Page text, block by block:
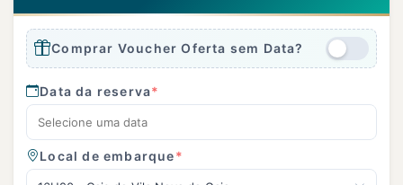
Comprar Voucher Oferta sem Data?
Data da reserva*
Local de embarque*